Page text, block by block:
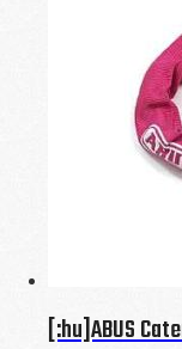
[:hu]ABUS